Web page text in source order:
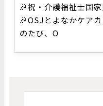
🎉祝・介護福祉士国
🎉OSJとよなかケア
のたび、O